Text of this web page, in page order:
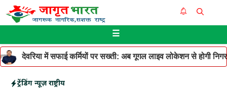
Skip
to
☰
देवरिया में सफाई कर्मियों पर सख्ती: अब गूगल लाइव लोकेशन से होगी
ट्रेंडिंग न्यूज़ राष्ट्रीय